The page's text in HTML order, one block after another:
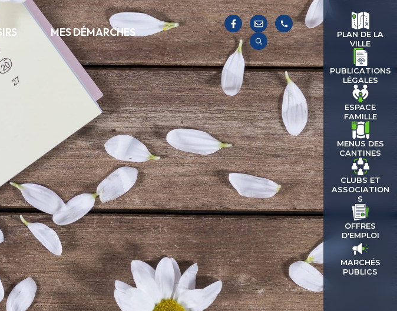
MES DÉMARCHES
PLAN DE LA
VILLE
PUBLICATIONS
LÉGALES
ESPACE
FAMILLE
MENUS DES
CANTINES
CLUBS ET
ASSOCIATION
S
OFFRES
D'EMPLOI
MARCHÉS
PUBLICS